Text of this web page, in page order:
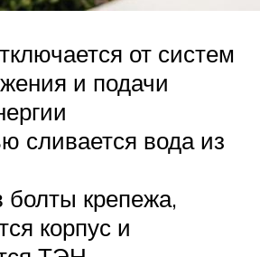
от систем
и подачи
сливается вода из
болты крепежа,
корпус и